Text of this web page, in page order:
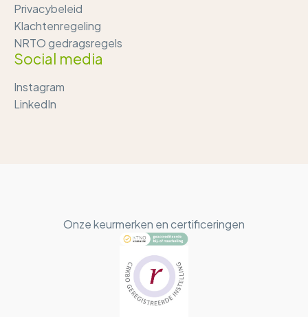
Privacybeleid
Klachtenregeling
NRTO gedragsregels
Social media
Instagram
LinkedIn
Onze keurmerken en certificeringen